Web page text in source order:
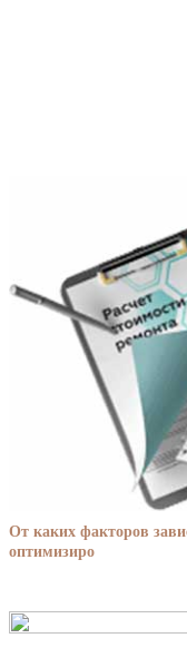
От каких факторов
оптимизиро